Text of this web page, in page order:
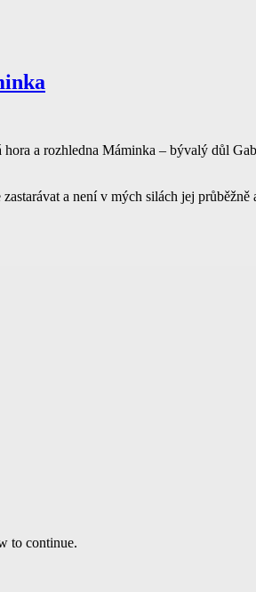
a rozhledna Máminka – bývalý důl
a není v mých silách jej
to continue.